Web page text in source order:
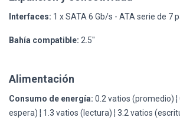
Interfaces: 1 x SATA 6 Gb/s - ATA serie de 7
Bahía compatible: 2.5"
Alimentación
Consumo de energía: 0.2 vatios (promedio)
espera) ¦ 1.3 vatios (lectura) ¦ 3.2 vatios